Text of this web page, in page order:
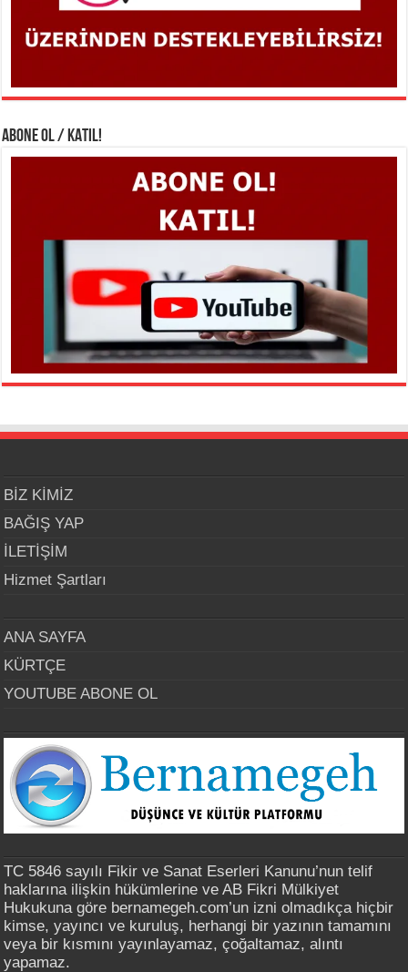
ABONE OL / KATIL!
BİZ KİMİZ
BAĞIŞ YAP
İLETİŞİM
Hizmet Şartları
ANA SAYFA
KÜRTÇE
YOUTUBE ABONE OL
TC 5846 sayılı Fikir ve Sanat Eserleri Kanunu’nun telif
haklarına ilişkin hükümlerine ve AB Fikri Mülkiyet
Hukukuna göre bernamegeh.com’un izni olmadıkça hiçbir
kimse, yayıncı ve kuruluş, herhangi bir yazının tamamını
veya bir kısmını yayınlayamaz, çoğaltamaz, alıntı
yapamaz.